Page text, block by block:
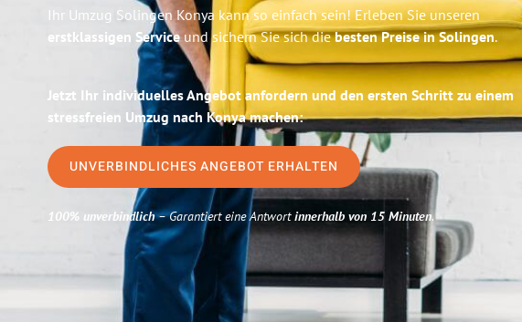
Ihr Umzug Solingen Konya kann so einfach sein! Erleben Sie unseren
erstklassigen Serviceund sichern Sie sich diebesten Preise in Solingen.
Jetzt Ihr individuelles Angebot anfordern und den ersten Schritt zu einem
stressfreien Umzug nach Konya machen:
UNVERBINDLICHES ANGEBOT ERHALTEN
100% unverbindlich– Garantiert eine Antwortinnerhalb von 15 Minuten.